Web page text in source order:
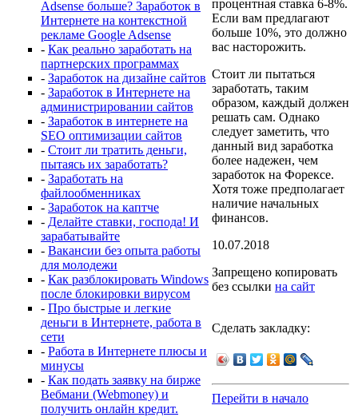
Adsense больше? Заработок в
Интернете на контекстной
рекламе Google Adsense
- Как реально заработать на
партнерских программах
- Заработок на дизайне сайтов
- Заработок в Интернете на
администрировании сайтов
- Заработок в интернете на
SEO оптимизации сайтов
- Стоит ли тратить деньги,
пытаясь их заработать?
- Заработать на
файлообменниках
- Заработок на каптче
- Делайте ставки, господа! И
зарабатывайте
- Вакансии без опыта работы
для молодежи
- Как разблокировать Windows
после блокировки вирусом
- Про быстрые и легкие
деньги в Интернете, работа в
сети
- Работа в Интернете плюсы и
минусы
- Как подать заявку на бирже
Вебмани (Webmoney) и
получить онлайн кредит.
процентная ставка 6-8%.
Если вам предлагают
больше 10%, это должно
вас насторожить.
Стоит ли пытаться
заработать, таким
образом, каждый должен
решать сам. Однако
следует заметить, что
данный вид заработка
более надежен, чем
заработок на Форексе.
Хотя тоже предполагает
наличие начальных
финансов.
10.07.2018
Запрещено копировать
без ссылки на сайт
Сделать закладку:
Перейти в начало